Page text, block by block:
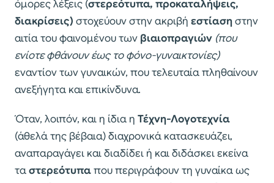
όμορες λέξεις (στερεότυπα, προκαταλήψεις,
διακρίσεις) στοχεύουν στην ακριβή εστίασηστην
αιτία του φαινομένου των βιαιοπραγιών (που
ενίοτε φθάνουν έως το φόνο-γυναικτονίες)
εναντίον των γυναικών, που τελευταία πληθαίνουν
ανεξήγητα και επικίνδυνα.
Όταν, λοιπόν, και η ίδια η Τέχνη-Λογοτεχνία
(άθελά της βέβαια) διαχρονικά κατασκευάζει,
αναπαραγάγει και διαδίδει ή και διδάσκει εκείνα
ταστερεότυπαπου περιγράφουν τη γυναίκα ως